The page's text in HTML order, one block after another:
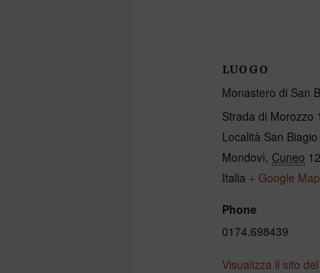
LUOGO
Monastero di San
Strada di Morozzo
Località San Biagio
Mondovì, Cuneo
Italia + Google
Phone
0174.698439
Visualizza il sito